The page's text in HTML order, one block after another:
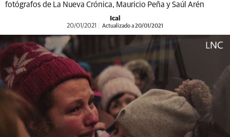
fotógrafos de La Nueva Crónica, Mauricio Peña y Saúl Arén
Ical
20/01/2021 Actualizado a 20/01/2021